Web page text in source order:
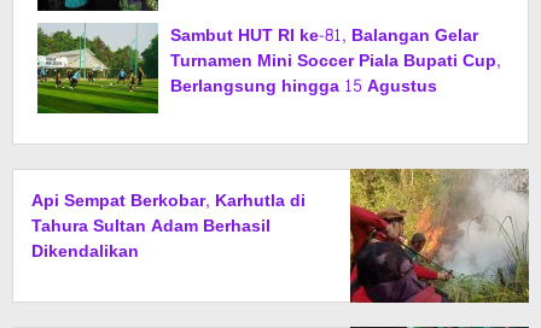
Sambut HUT RI ke-81, Balangan Gelar
Turnamen Mini Soccer Piala Bupati Cup,
Berlangsung hingga 15 Agustus
Api Sempat Berkobar, Karhutla di
Tahura Sultan Adam Berhasil
Dikendalikan